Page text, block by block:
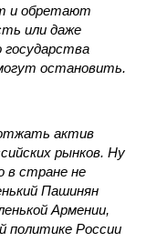
и обретают
или даже
государства
остановить.
актив
рынков. Ну
в стране не
Пашинян
Армении,
политике России